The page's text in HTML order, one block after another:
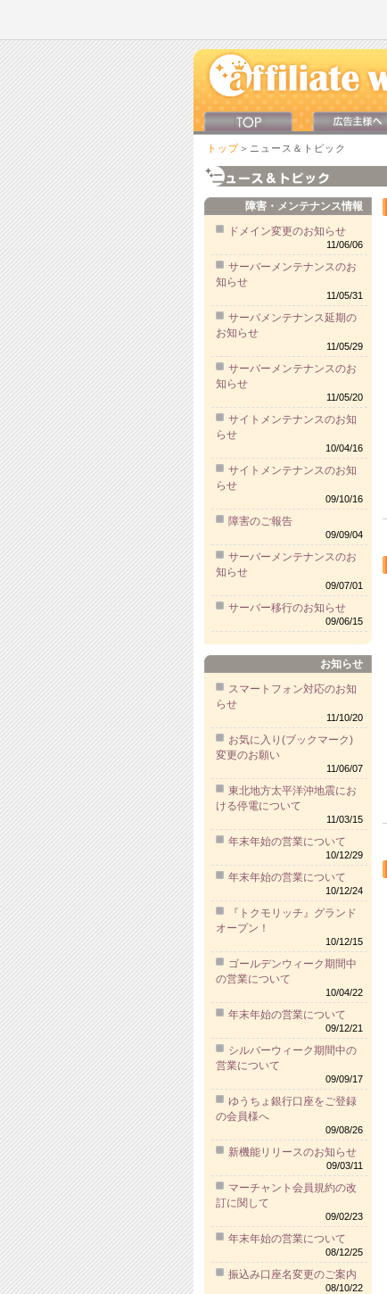
トップ ＞ニュース＆トピック
障害・メンテナンス情報
ドメイン変更のお知らせ
11/06/06
サーバーメンテナンスのお
知らせ
11/05/31
サーバメンテナンス延期の
お知らせ
11/05/29
サーバーメンテナンスのお
知らせ
11/05/20
サイトメンテナンスのお知
らせ
10/04/16
サイトメンテナンスのお知
らせ
09/10/16
障害のご報告
09/09/04
サーバーメンテナンスのお
知らせ
09/07/01
サーバー移行のお知らせ
09/06/15
お知らせ
スマートフォン対応のお知
らせ
11/10/20
お気に入り(ブックマーク)
変更のお願い
11/06/07
東北地方太平洋沖地震にお
ける停電について
11/03/15
年末年始の営業について
10/12/29
年末年始の営業について
10/12/24
『トクモリッチ』グランド
オープン！
10/12/15
ゴールデンウィーク期間中
の営業について
10/04/22
年末年始の営業について
09/12/21
シルバーウィーク期間中の
営業について
09/09/17
ゆうちょ銀行口座をご登録
の会員様へ
09/08/26
新機能リリースのお知らせ
09/03/11
マーチャント会員規約の改
訂に関して
09/02/23
年末年始の営業について
08/12/25
振込み口座名変更のご案内
08/10/22